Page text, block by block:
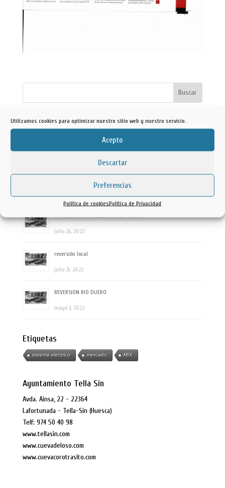
Utilizamos cookies para optimizar nuestro sitio web y nuestro servicio.
Acepto
Descartar
Preferencias
Política de cookiesPolítica de Privacidad
Ultimas entradas
coste de la energía
julio 26, 2022
reversión local
julio 21, 2022
REVERSION RIO DUERO
mayo 3, 2022
Etiquetas
sistema electrico mercado MIX
Ayuntamiento Tella Sin
Avda. Ainsa, 22 - 22364
Lafortunada - Tella-Sin (Huesca)
Telf: 974 50 40 98
www.tellasin.com
www.cuevadeloso.com
www.cuevacorotrasito.com